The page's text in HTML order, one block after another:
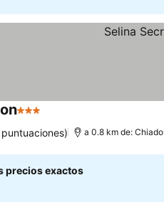
3 Estrellas
a 0.8 km de: Chiado
precios exactos